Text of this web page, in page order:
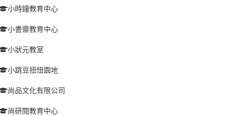
小時鐘教育中心
小書齋教育中心
小狀元教室
小跳豆扭忸園地
尚品文化有限公司
尚研閱教育中心